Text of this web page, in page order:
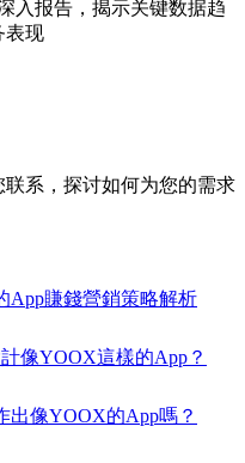
入报告，揭示关键数据趋
表现
系，探讨如何为您的需求
App賺錢營銷策略解析
像YOOX這樣的App？
出像YOOX的App嗎？